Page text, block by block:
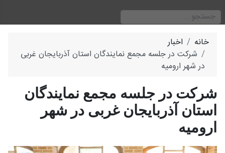
جستجو
خانه
اخبار
شرکت در جلسه مجمع نمایندگان استان آذربایجان غربی
در شهر ارومیه
شرکت در جلسه مجمع نمایندگان
استان آذربایجان غربی در شهر
ارومیه